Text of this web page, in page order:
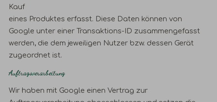
Kauf
eines Produktes erfasst. Diese Daten können von
Google unter einer Transaktions-ID zusammengefasst
werden, die dem jeweiligen Nutzer bzw. dessen Gerät
zugeordnet ist.
Auftragsverarbeitung
Wir haben mit Google einen Vertrag zur